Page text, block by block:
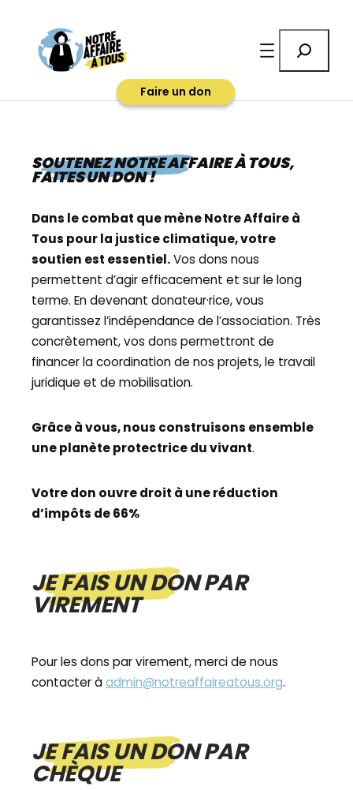
contenu
Faire un don
SOUTENEZ NOTRE AFFAIRE À TOUS,
FAITES UN DON !
Dans le combat que mène Notre Affaire à
Tous pour la justice climatique, votre
soutien est essentiel.Vos dons nous
permettent d’agir efficacement et sur le long
terme. En devenant donateur·rice, vous
garantissez l’indépendance de l’association. Très
concrètement, vos dons permettront de
financer la coordination de nos projets, le travail
juridique et de mobilisation.
Grâce à vous, nous construisons ensemble
une planète protectrice du vivant.
Votre don ouvre droit à une réduction
d’impôts de 66%
JE FAIS UN DON PAR
VIREMENT
Pour les dons par virement, merci de nous
contacter àadmin@notreaffaireatous.org.
JE FAIS UN DON PAR
CHÈQUE